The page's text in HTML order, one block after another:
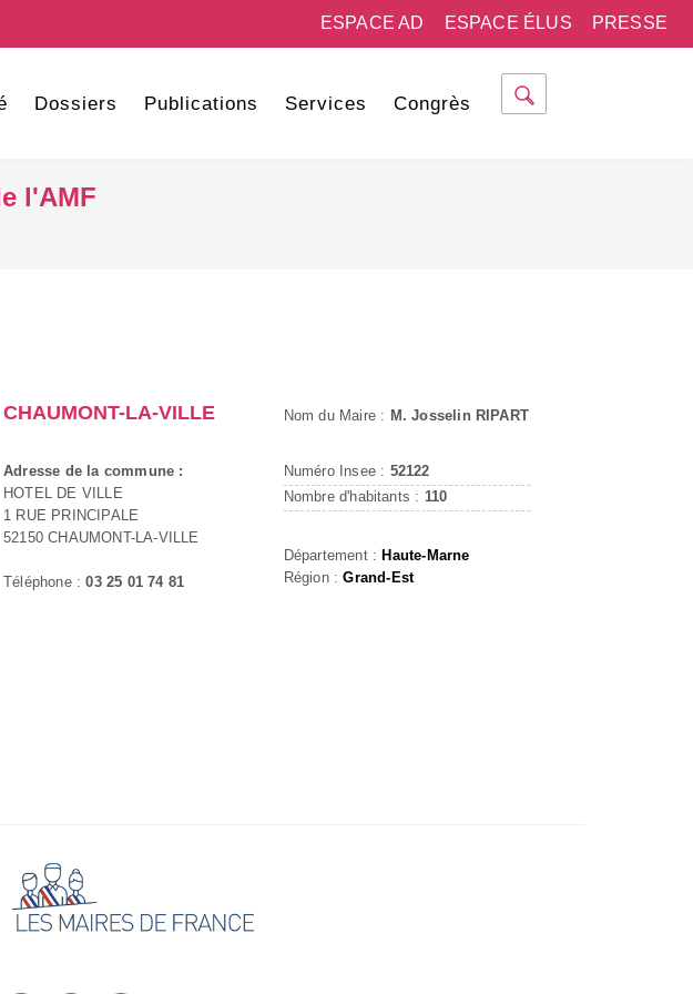
PRESSE
ESPACE ÉLUS
ESPACE AD
Dossiers Publications Services Congrès
l'AMF
CHAUMONT-LA-VILLE
Adresse de la commune :
HOTEL DE VILLE
1 RUE PRINCIPALE
52150 CHAUMONT-LA-VILLE
Téléphone :03 25 01 74 81
Nom du Maire : M. Josselin RIPART
Numéro Insee : 52122
Nombre d'habitants : 110
Département : Haute-Marne
Région :Grand-Est